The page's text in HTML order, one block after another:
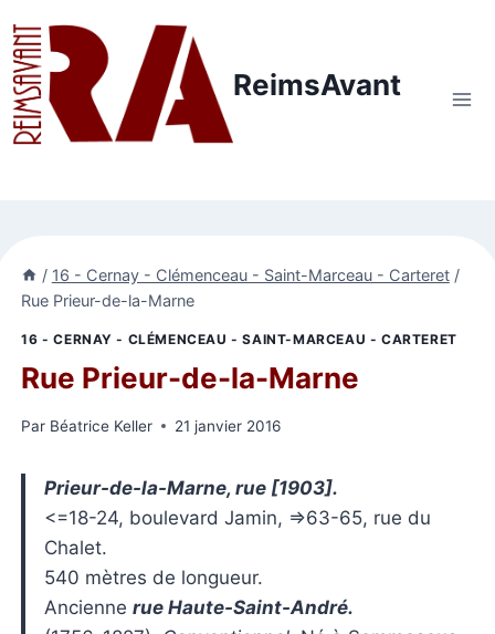
au
contenu
ReimsAvant
/ 16 - Cernay - Clémenceau - Saint-Marceau - Carteret /
Rue Prieur-de-la-Marne
16 - CERNAY - CLÉMENCEAU - SAINT-MARCEAU - CARTERET
Rue Prieur-de-la-Marne
Par Béatrice Keller 21 janvier 2016
Prieur-de-la-Marne, rue [1903].
<=18-24, boulevard Jamin, =>63-65, rue du
Chalet.
540 mètres de longueur.
Anciennerue Haute-Saint-André.